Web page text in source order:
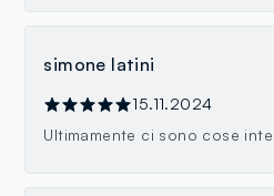
simone latini
15.11.2024
Ultimamente ci sono cose